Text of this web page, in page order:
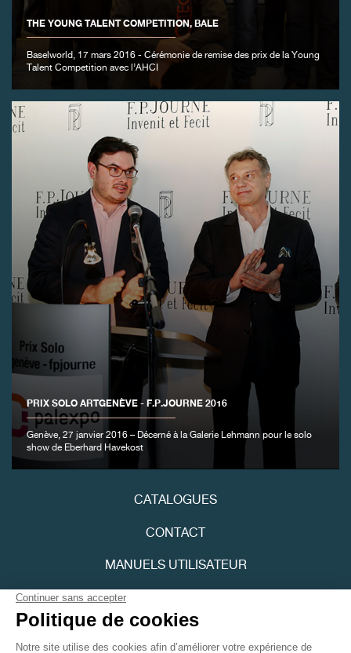
THE YOUNG TALENT COMPETITION, BALE
Baselworld, 17 mars 2016 - Cérémonie de remise des prix de la Young
Talent Competition avec l’AHCI
PRIX SOLO ARTGENÈVE - F.P.JOURNE 2016
Genève, 27 janvier 2016 – Décerné à la Galerie Lehmann pour le solo
show de Eberhard Havekost
CATALOGUES
CONTACT
MANUELS UTILISATEUR